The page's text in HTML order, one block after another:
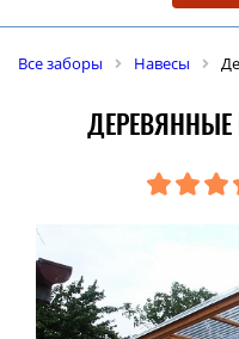
Все заборы Навесы
ДЕРЕВЯННЫЕ